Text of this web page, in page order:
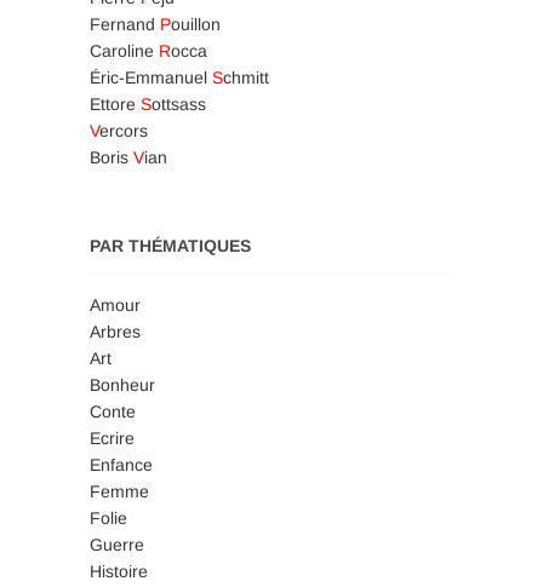
Fernand Pouillon
Caroline Rocca
Éric-Emmanuel Schmitt
Ettore Sottsass
Vercors
Boris Vian
PAR THÉMATIQUES
Amour
Arbres
Art
Bonheur
Conte
Ecrire
Enfance
Femme
Folie
Guerre
Histoire